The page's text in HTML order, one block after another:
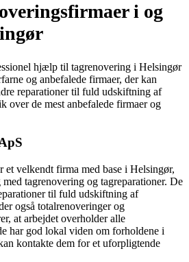
i og
hjælp til tagrenovering i Helsingør
og anbefalede firmaer, der kan
reparationer til fuld udskiftning af
over de mest anbefalede firmaer og
et velkendt firma med base i Helsingør,
tagrenovering og tagreparationer. De
til fuld udskiftning af
også totalrenoveringer og
at arbejdet overholder alle
har god lokal viden om forholdene i
kontakte dem for et uforpligtende